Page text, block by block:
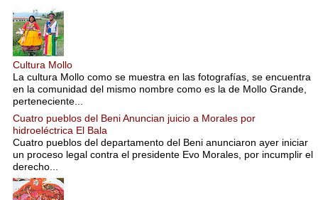
Cultura Mollo
La cultura Mollo como se muestra en las fotografías, se encuentra
en la comunidad del mismo nombre como es la de Mollo Grande,
perteneciente...
Cuatro pueblos del Beni Anuncian juicio a Morales por
hidroeléctrica El Bala
Cuatro pueblos del departamento del Beni anunciaron ayer iniciar
un proceso legal contra el presidente Evo Morales, por incumplir el
derecho...